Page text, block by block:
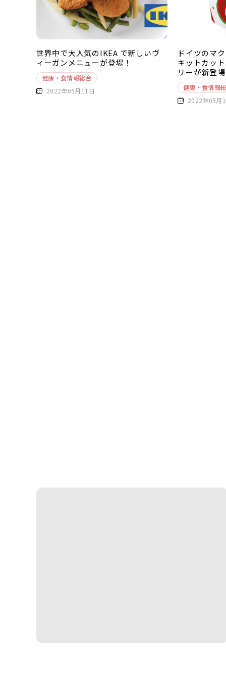
世界中で大人気のIKEA で新しいヴ
ィーガンメニューが登場！
健康・食情報総合
2022年05月11日
ドイツのマ
キットカッ
リーが新登
健康・食情報
2022年05月